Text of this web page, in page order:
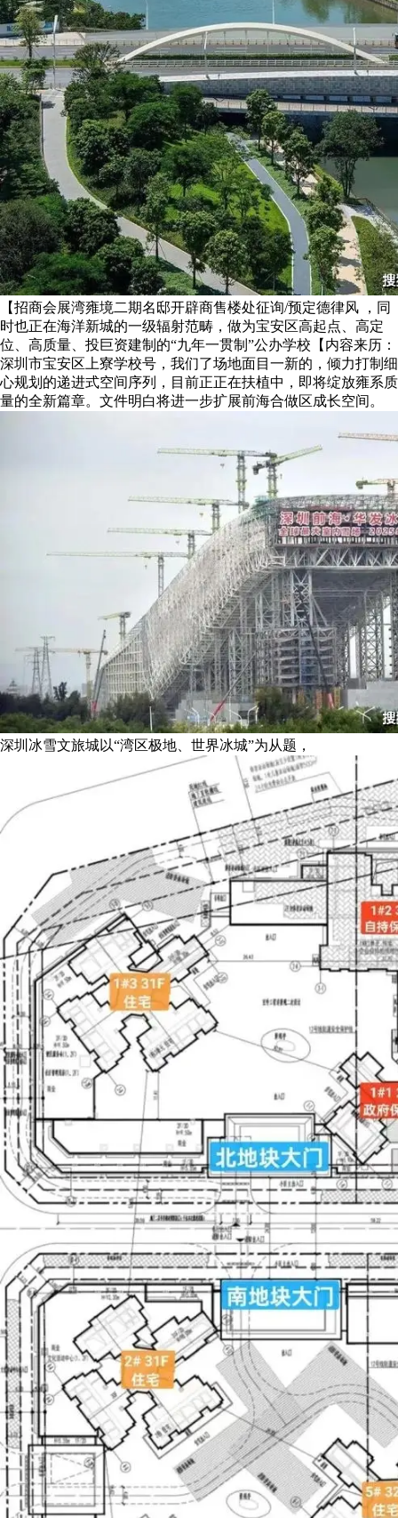
【招商会展湾雍境二期名邸开辟商售楼处征询/预定德律风 ，同
时也正在海洋新城的一级辐射范畴，做为宝安区高起点、高定
位、高质量、投巨资建制的“九年一贯制”公办学校【内容来历：
深圳市宝安区上寮学校号，我们了场地面目一新的，倾力打制细
心规划的递进式空间序列，目前正正在扶植中，即将绽放雍系质
量的全新篇章。文件明白将进一步扩展前海合做区成长空间。
深圳冰雪文旅城以“湾区极地、世界冰城”为从题，